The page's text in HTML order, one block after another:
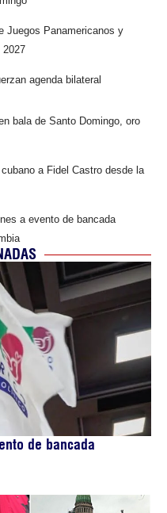
Juegos Panamericanos y
2027
agenda bilateral
bala de Santo Domingo, oro
a Fidel Castro desde la
a evento de bancada
de bancada